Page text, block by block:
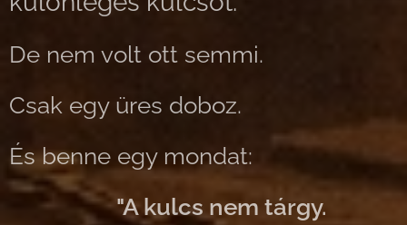
De nem volt ott semmi.
Csak egy üres doboz.
És benne egy mondat:
👉"A kulcs nem tárgy.